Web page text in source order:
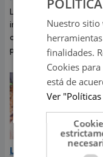
La cantante reveló que
imaginar su boda, pero
cantante tenía otros
para ese viaje.
La Bella Luz:
Nuestro sitio
finalidades.
Cookies
está de
Ver